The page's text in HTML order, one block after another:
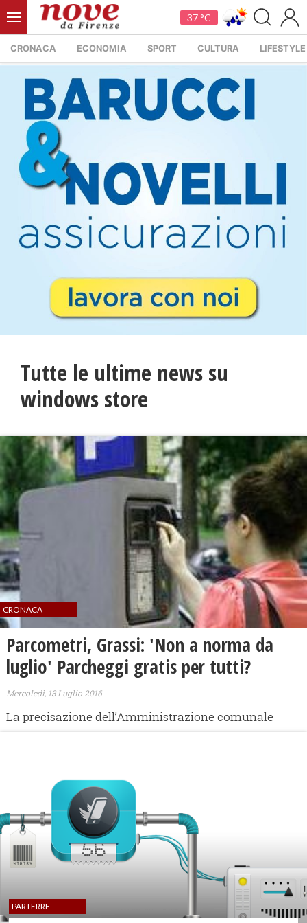
37 °C
CRONACA ECONOMIA SPORT CULTURA LIFESTYLE
Tutte le ultime news su
windows store
CRONACA
Parcometri, Grassi: 'Non a norma da
luglio' Parcheggi gratis per tutti?
Mercoledì, 13 Luglio 2016
La precisazione dell’Amministrazione comunale
PARTERRE